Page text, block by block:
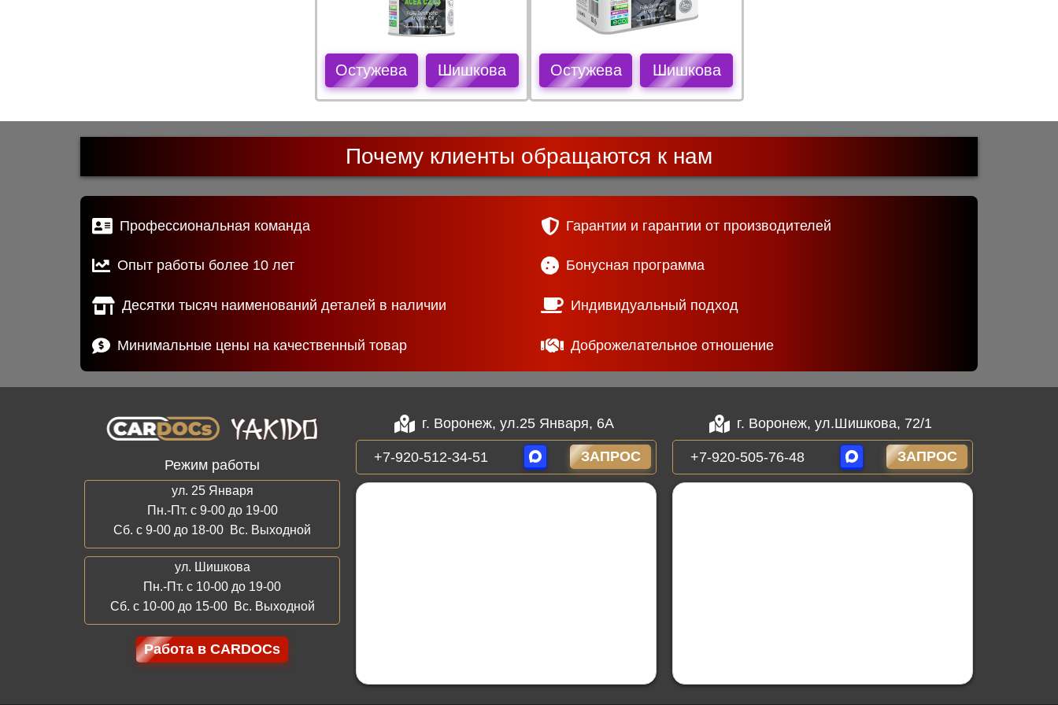
Остужева Шишкова Остужева Шишкова
Почему клиенты обращаются к нам
Профессиональная команда
Опыт работы более 10 лет
Десятки тысяч наименований деталей в наличии
Минимальные цены на качественный товар
Гарантии и гарантии от производителей
Бонусная программа
Индивидуальный подход
Доброжелательное отношение
Режим работы
ул. 25 Января
Пн.-Пт. с 9-00 до 19-00
Сб. с 9-00 до 18-00 Вс. Выходной
ул. Шишкова
Пн.-Пт. с 10-00 до 19-00
Сб. с 10-00 до 15-00 Вс. Выходной
Работа в CARDOCs
г. Воронеж, ул.25 Января, 6А
+7-920-512-34-51 ЗАПРОС
г. Воронеж, ул.Шишкова, 72/1
+7-920-505-76-48 ЗАПРОС